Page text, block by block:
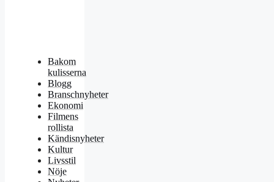
Bakom
kulisserna
Blogg
Branschnyheter
Ekonomi
Filmens
rollista
Kändisnyheter
Kultur
Livsstil
Nöje